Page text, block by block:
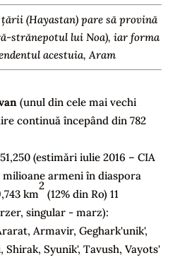
(Hayastan) pare să provină
strănepotul lui Noa), iar forma
acestuia, Aram
(unul din cele mai vechi
continuă începând din 782
(estimări iulie 2016 – CIA
milioane armeni în diaspora
km
2
(12% din Ro) 11
singular - marz):
Armavir, Geghark'unik',
Shirak, Syunik', Tavush, Vayots'